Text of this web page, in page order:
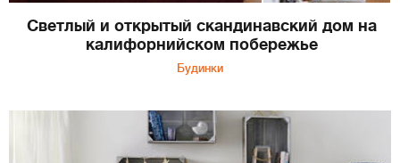
Светлый и открытый скандинавский дом на
калифорнийском побережье
Будинки